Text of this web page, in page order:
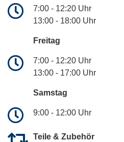
7:00 - 12:20 Uhr
13:00 - 18:00 Uhr
Freitag
7:00 - 12:20 Uhr
13:00 - 17:00 Uhr
Samstag
9:00 - 12:00 Uhr
Teile & Zubehör